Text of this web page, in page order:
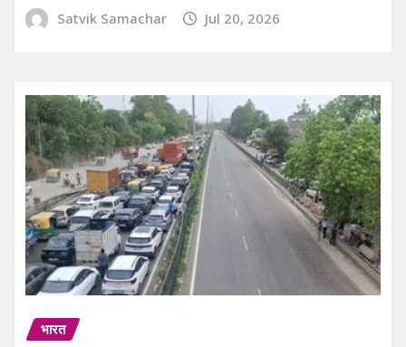
Satvik Samachar Jul 20, 2026
भारत